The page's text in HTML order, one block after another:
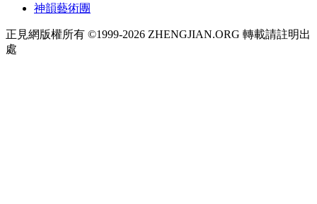
神韻藝術團
正見網版權所有 ©1999-2026 ZHENGJIAN.ORG 轉載請註明出
處